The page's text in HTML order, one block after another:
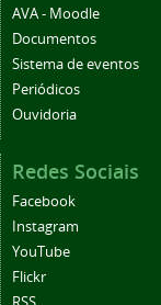
AVA - Moodle
Documentos
Sistema de eventos
Periódicos
Ouvidoria
Redes Sociais
Facebook
Instagram
YouTube
Flickr